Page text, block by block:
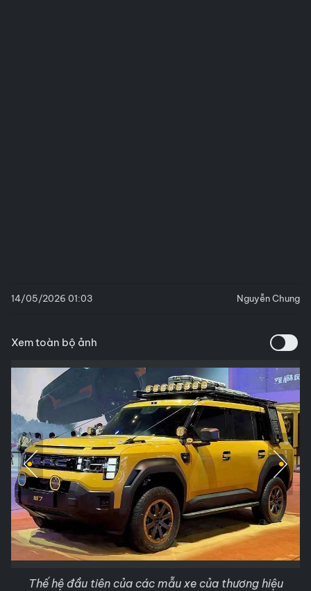
14/05/2026 01:03 Nguyễn Chung
Xem toàn bộ ảnh
Thế hệ đầu tiên của các mẫu xe của thương hiệu